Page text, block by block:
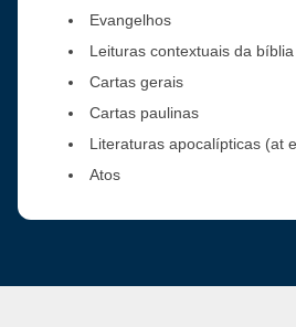
Evangelhos
Leituras contextuais da bíblia
Cartas gerais
Cartas paulinas
Literaturas apocalípticas (at
Atos